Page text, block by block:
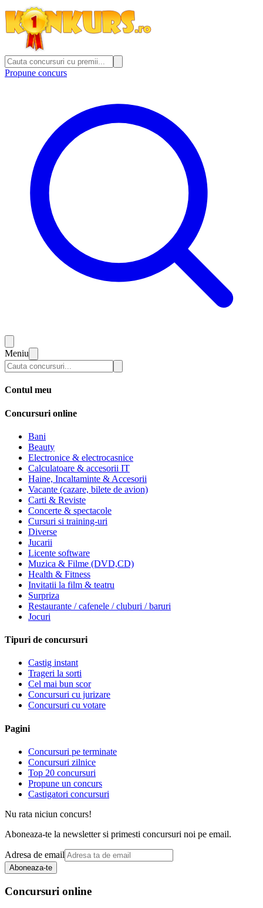
Propune concurs
Meniu
Contul meu
Concursuri online
Bani
Beauty
Electronice & electrocasnice
Calculatoare & accesorii IT
Haine, Incaltaminte & Accesorii
Vacante (cazare, bilete de avion)
Carti & Reviste
Concerte & spectacole
Cursuri si training-uri
Diverse
Jucarii
Licente software
Muzica & Filme (DVD,CD)
Health & Fitness
Invitatii la film & teatru
Surpriza
Restaurante / cafenele / cluburi / baruri
Jocuri
Tipuri de concursuri
Castig instant
Trageri la sorti
Cel mai bun scor
Concursuri cu jurizare
Concursuri cu votare
Pagini
Concursuri pe terminate
Concursuri zilnice
Top 20 concursuri
Propune un concurs
Castigatori concursuri
Nu rata niciun concurs!
Aboneaza-te la newsletter si primesti concursuri noi pe email.
Adresa de email
Aboneaza-te
Concursuri online